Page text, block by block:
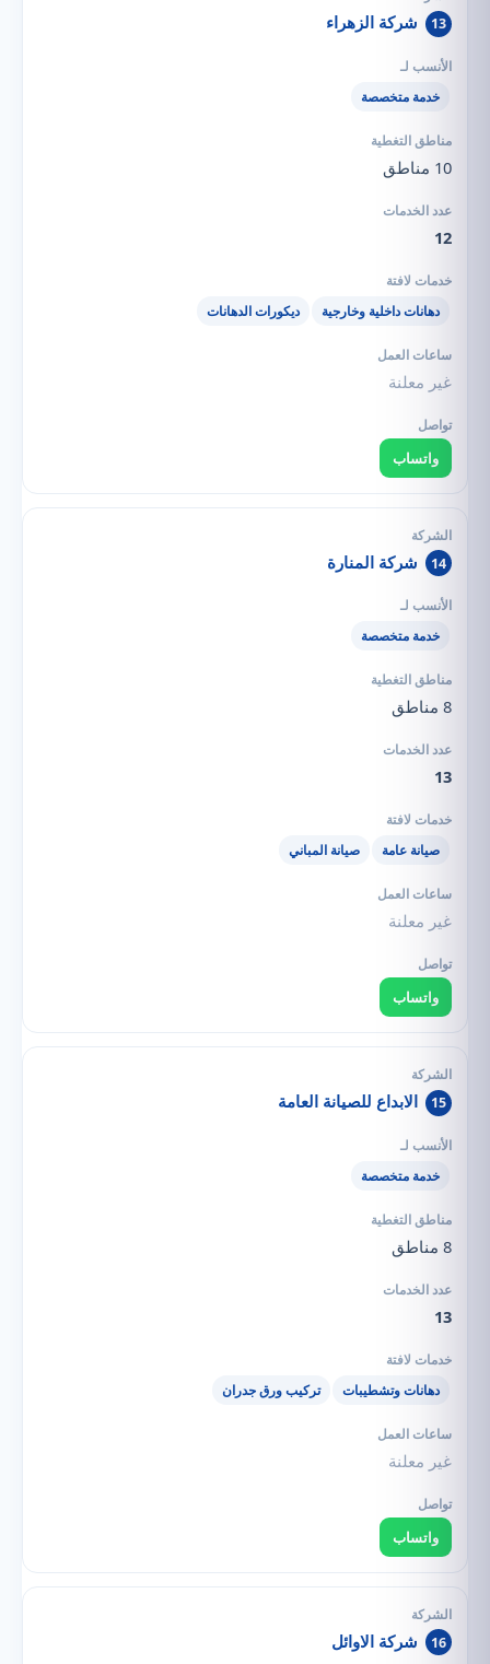
13 شركة الزهراء
خدمة متخصصة
10 مناطق
12
دهانات داخلية وخارجية ديكورات الدهانات
غير معلنة
واتساب
14 شركة المنارة
خدمة متخصصة
8 مناطق
13
صيانة عامة صيانة المباني
غير معلنة
واتساب
15 الابداع للصيانة العامة
خدمة متخصصة
8 مناطق
13
دهانات وتشطيبات تركيب ورق جدران
غير معلنة
واتساب
16 شركة الاوائل